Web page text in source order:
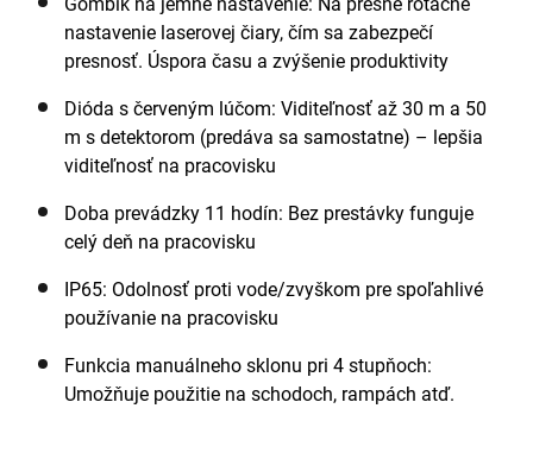
zámku vybavený aj regulátorom jasu lúča, aby sa
prispôsobil celkovým svetelným podmienkam na
umožňuje pevné pripevnenie na kovové alebo oceľové
konštrukcie. Model DCLE14201 so stupňom krytia
IP65, vďaka čomu je chránený pred nepriaznivými
alebo 5/8” závitu na držiaku.
nastavenie laserovej čiary, čím sa zabezpečí
presnosť. Úspora času a zvýšenie produktivity
Dióda s červeným lúčom: Viditeľnosť až 30 m a 50
m s detektorom (predáva sa samostatne) – lepšia
viditeľnosť na pracovisku
Doba prevádzky 11 hodín: Bez prestávky funguje
celý deň na pracovisku
IP65: Odolnosť proti vode/zvyškom pre spoľahlivé
používanie na pracovisku
Funkcia manuálneho sklonu pri 4 stupňoch:
Umožňuje použitie na schodoch, rampách atď.